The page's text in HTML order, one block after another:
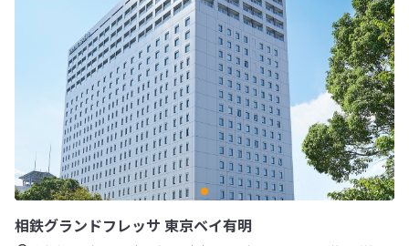
相鉄グランドフレッサ 東京ベイ有明